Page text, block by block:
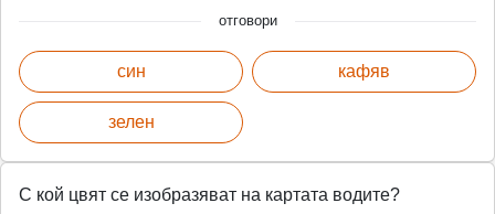
отговори
син
зелен
кафяв
С кой цвят се изобразяват на картата водите?